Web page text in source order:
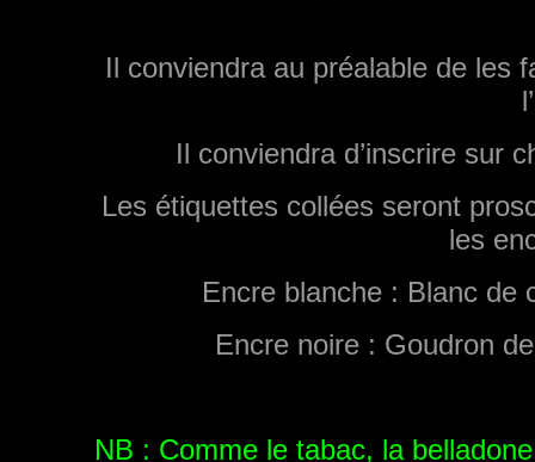
Il conviendra au préalable de les
Il conviendra d’inscrire sur
Les étiquettes collées seront
les
Encre blanche : Blanc de
Encre noire : Goudron
NB : Comme le tabac, la